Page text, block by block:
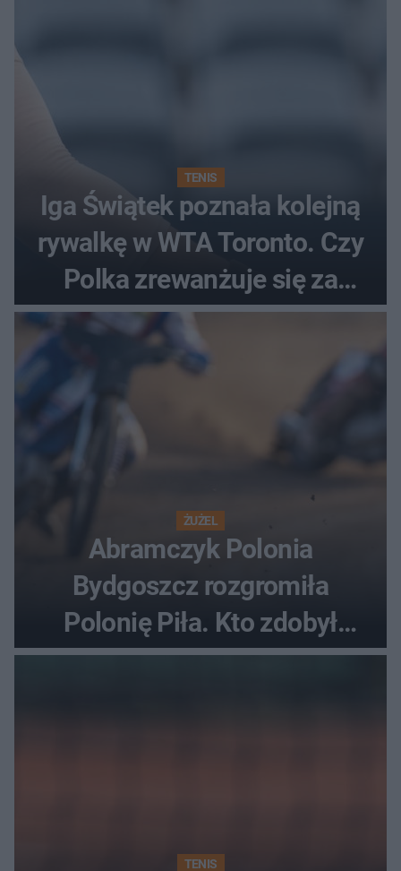
TENIS
Iga Świątek poznała kolejną
rywalkę w WTA Toronto. Czy
Polka zrewanżuje się za
ostatnią porażkę?
ŻUŻEL
Abramczyk Polonia
Bydgoszcz rozgromiła
Polonię Piła. Kto zdobył
najwięcej punktów?
TENIS